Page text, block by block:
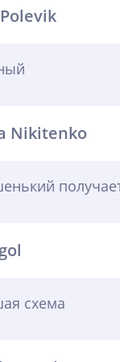
Nikitenko
схема